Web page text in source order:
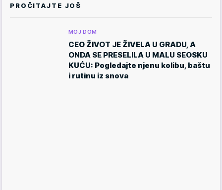
PROČITAJTE JOŠ
MOJ DOM
CEO ŽIVOT JE ŽIVELA U GRADU, A
ONDA SE PRESELILA U MALU SEOSKU
KUĆU: Pogledajte njenu kolibu, baštu
i rutinu iz snova